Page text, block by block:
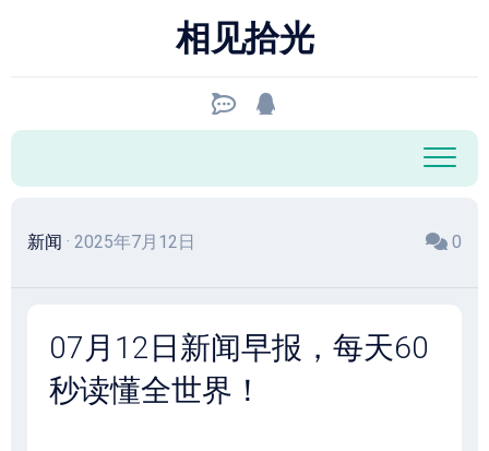
相见拾光
新闻 · 2025年7月12日 0
07月12日新闻早报，每天60
秒读懂全世界！